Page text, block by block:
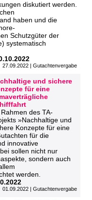
diskutiert werden.
haben und die
Schutzgüter der
systematisch
27.09.2022 | Gutachtenvergabe
und sichere
für eine
des TA-
»Nachhaltige und
Konzepte für eine
für die
innovative
sollen nicht nur
sondern auch
werden.
01.09.2022 | Gutachtenvergabe